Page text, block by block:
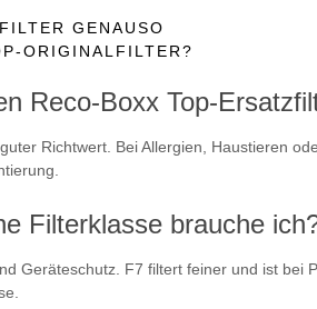
GENAUSO
ORIGINALFILTER?
Reco-Boxx Top-
Richtwert. Bei Allergien, Haustieren
Filterklasse brauche
Geräteschutz. F7 filtert feiner und ist bei